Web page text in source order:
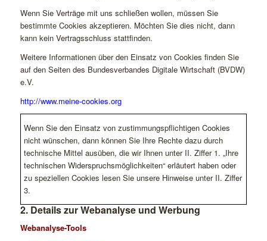
Wenn Sie Verträge mit uns schließen wollen, müssen Sie
bestimmte Cookies akzeptieren. Möchten Sie dies nicht, dann
kann kein Vertragsschluss stattfinden.
Weitere Informationen über den Einsatz von Cookies finden Sie
auf den Seiten des Bundesverbandes Digitale Wirtschaft (BVDW)
e.V.
http://www.meine-cookies.org
Wenn Sie den Einsatz von zustimmungspflichtigen Cookies
nicht wünschen, dann können Sie Ihre Rechte dazu durch
technische Mittel ausüben, die wir Ihnen unter II. Ziffer 1. „Ihre
technischen Widerspruchsmöglichkeiten“ erläutert haben oder
zu speziellen Cookies lesen Sie unsere Hinweise unter II. Ziffer
3.
2. Details zur Webanalyse und Werbung
Webanalyse-Tools